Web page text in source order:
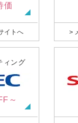
価
イトへ >
ィング
～